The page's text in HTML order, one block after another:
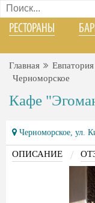
РЕСТОРАНЫ
Главная Евпатория
Черноморское
Кафе
Черноморское, ул.
ОПИСАНИЕ /